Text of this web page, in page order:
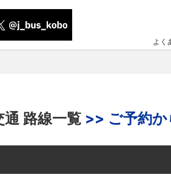
よく
通 路線一覧 >> ご予約